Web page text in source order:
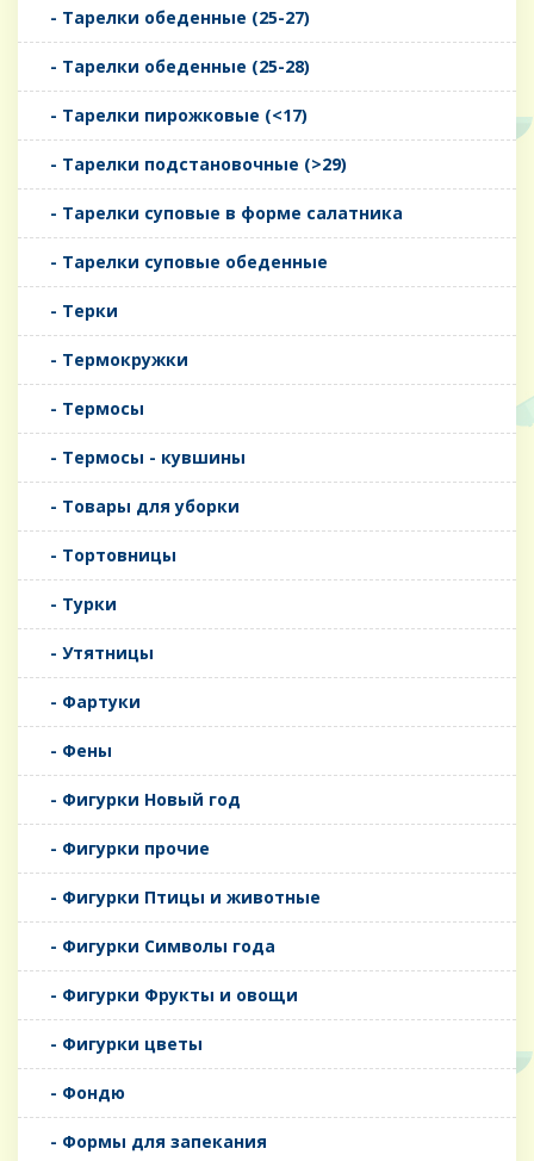
- Тарелки обеденные (25-27)
- Тарелки обеденные (25-28)
- Тарелки пирожковые (<17)
- Тарелки подстановочные (>29)
- Тарелки суповые в форме салатника
- Тарелки суповые обеденные
- Терки
- Термокружки
- Термосы
- Термосы - кувшины
- Товары для уборки
- Тортовницы
- Турки
- Утятницы
- Фартуки
- Фены
- Фигурки Новый год
- Фигурки прочие
- Фигурки Птицы и животные
- Фигурки Символы года
- Фигурки Фрукты и овощи
- Фигурки цветы
- Фондю
- Формы для запекания